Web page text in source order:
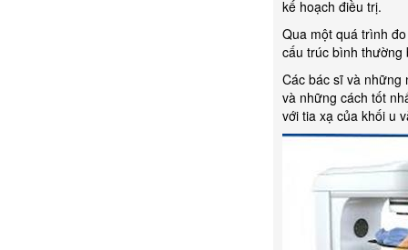
kế hoạch điều trị.
Qua một quá trình
cấu trúc bình thường
Các bác sĩ và những
và những cách tốt
với tia xạ của khối u